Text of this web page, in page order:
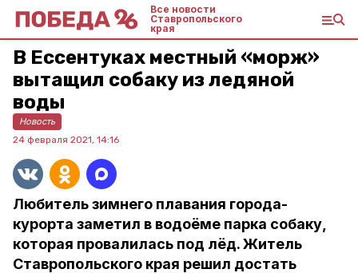
Все новости
Ставропольского
края
В Ессентуках местный «морж»
вытащил собаку из ледяной
воды
Новость
24 февраля 2021, 14:16
Любитель зимнего плавания города-
курорта заметил в водоёме парка собаку,
которая провалилась под лёд. Житель
Ставропольского края решил достать